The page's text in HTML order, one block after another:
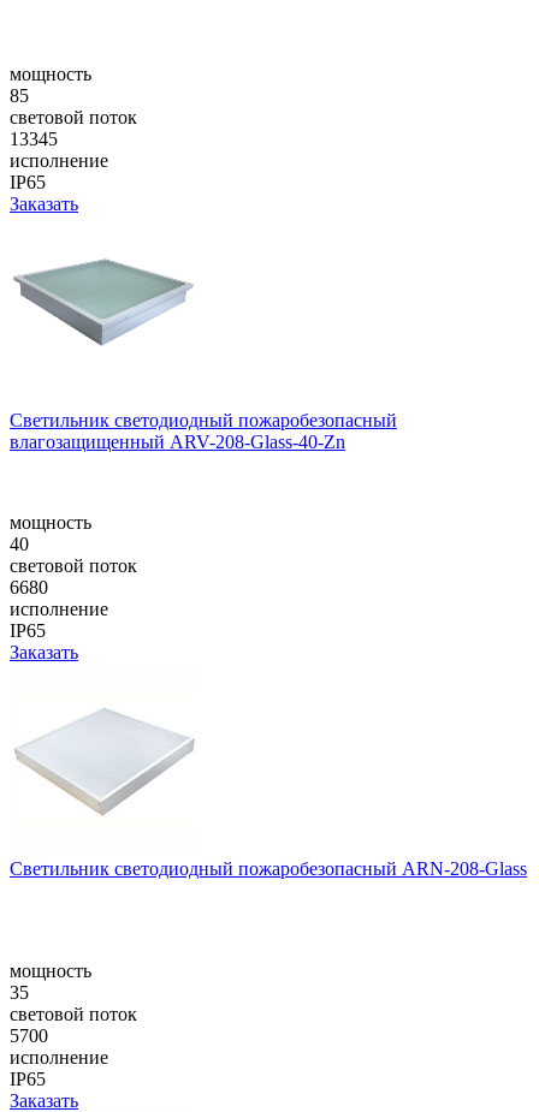
мощность
85
световой поток
13345
исполнение
IP65
Заказать
Светильник светодиодный пожаробезопасный
влагозащищенный ARV-208-Glass-40-Zn
мощность
40
световой поток
6680
исполнение
IP65
Заказать
Светильник светодиодный пожаробезопасный ARN-208-Glass
мощность
35
световой поток
5700
исполнение
IP65
Заказать